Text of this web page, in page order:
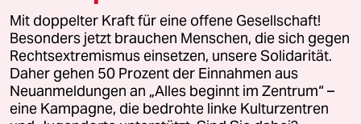
@Wagenbär:
Die Anzahl rücksichtslos fahrender
Radfahrer ist in unserer Stadt stetig
gewachsen. Mir als
durchschnittlichem bis flottem
Radfahrer ist in so mancher Situation
wenn's eng wird scheiß unwohl,
Mit doppelter Kraft für eine offene Gesellschaft!
Besonders jetzt brauchen Menschen, die sich gegen
Rechtsextremismus einsetzen, unsere Solidarität.
Daher gehen 50 Prozent der Einnahmen aus
Neuanmeldungen an „Alles beginnt im Zentrum“ –
eine Kampagne, die bedrohte linke Kulturzentren